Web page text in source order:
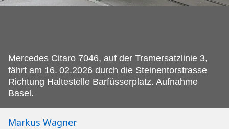
Mercedes Citaro 7046, auf der Tramersatzlinie 3,
fährt am 16. 02.2026 durch die Steinentorstrasse
Richtung Haltestelle Barfüsserplatz. Aufnahme
Basel.
Markus Wagner